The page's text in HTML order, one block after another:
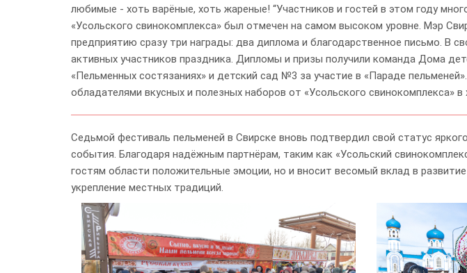
любимые - хоть варёные, хоть жареные! “Участников и гостей в этом году
«Усольского свинокомплекса» был отмечен на самом высоком уровне. Мэр
предприятию сразу три награды: два диплома и благодарственное письмо. В
активных участников праздника. Дипломы и призы получили команда Дома
«Пельменных состязаниях» и детский сад №3 за участие в «Параде
обладателями вкусных и полезных наборов от «Усольского свинокомплекса»
Седьмой фестиваль пельменей в Свирске вновь подтвердил свой статус
события. Благодаря надёжным партнёрам, таким как «Усольский
гостям области положительные эмоции, но и вносит весомый вклад в
укрепление местных традиций.